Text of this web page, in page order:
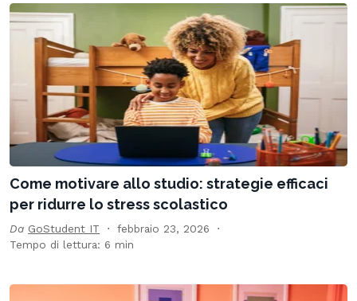
Come motivare allo studio: strategie efficaci
per ridurre lo stress scolastico
Da GoStudent IT
febbraio 23, 2026
Tempo di lettura: 6 min